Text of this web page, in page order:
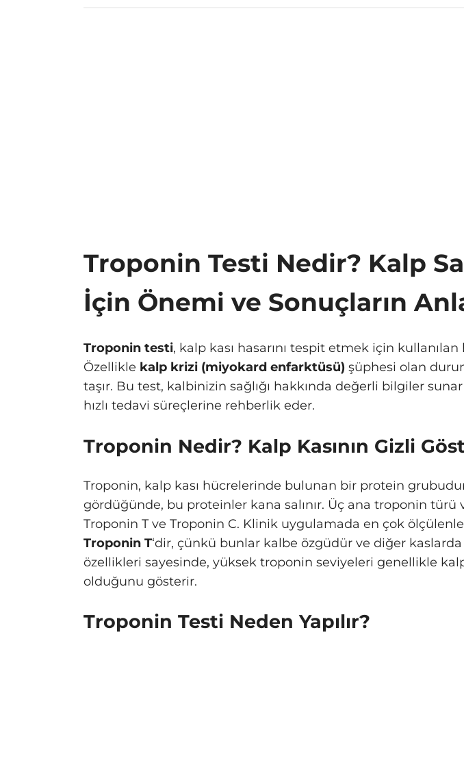
Troponin Testi Nedir? Kalp
İçin Önemi ve Sonuçların
Troponin testi, kalp kası hasarını tespit etmek için
Özellikle kalp krizi (miyokard enfarktüsü) şüphesi olan
taşır. Bu test, kalbinizin sağlığı hakkında değerli bilgiler
hızlı tedavi süreçlerine rehberlik eder.
Troponin Nedir? Kalp Kasının Gizli
Troponin, kalp kası hücrelerinde bulunan bir protein
gördüğünde, bu proteinler kana salınır. Üç ana troponin türü
Troponin T ve Troponin C. Klinik uygulamada en çok
Troponin T‘dir, çünkü bunlar kalbe özgüdür ve diğer
özellikleri sayesinde, yüksek troponin seviyeleri genellikle
olduğunu gösterir.
Troponin Testi Neden Yapılır?